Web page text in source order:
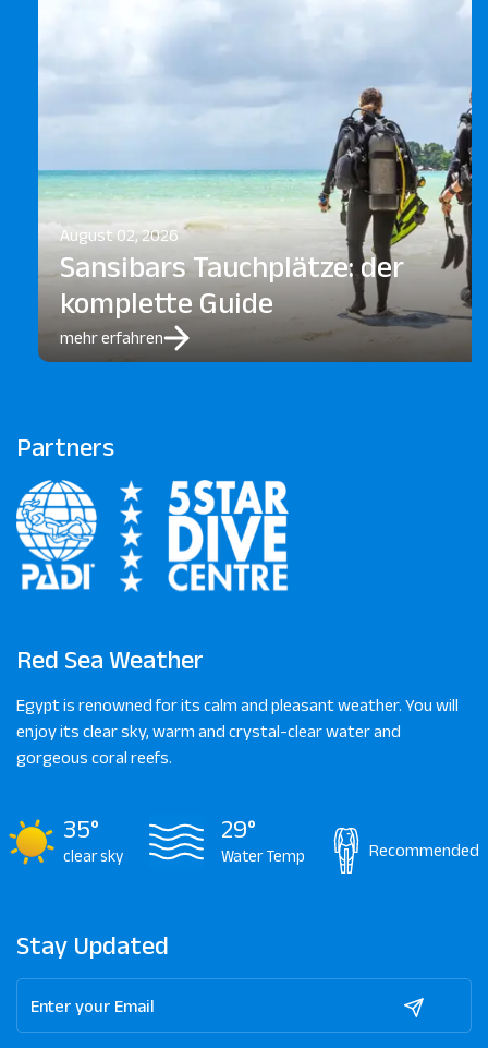
August 02, 2026
Sansibars Tauchplätze: der
komplette Guide
mehr erfahren
Partners
Red Sea Weather
Egypt is renowned for its calm and pleasant weather. You will
enjoy its clear sky, warm and crystal-clear water and
gorgeous coral reefs.
35°
clear sky
29°
Water Temp Recommended
Stay Updated